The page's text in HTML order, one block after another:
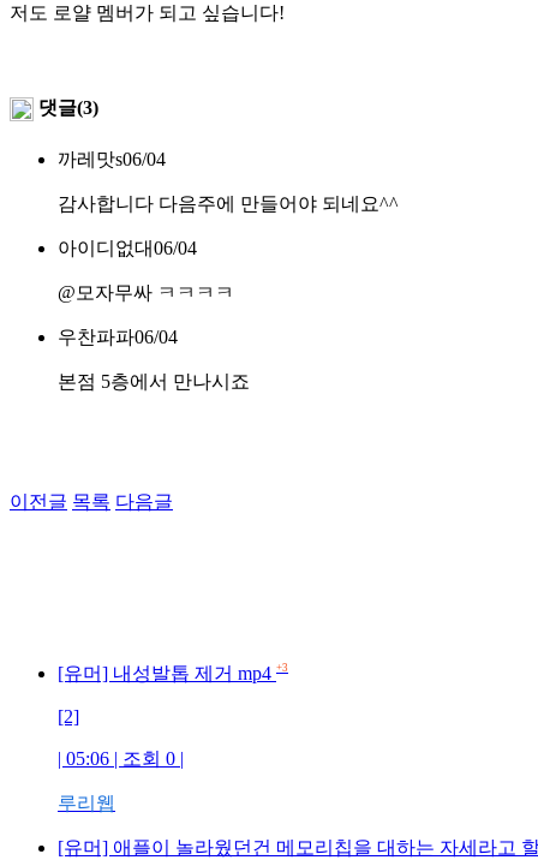
저도 로얄 멤버가 되고 싶습니다!
댓글(3)
까레맛s06/04
감사합니다 다음주에 만들어야 되네요^^
아이디없대06/04
@모자무싸 ㅋㅋㅋㅋ
우찬파파06/04
본점 5층에서 만나시죠
이전글 목록 다음글
[유머] 내성발톱 제거 mp4 +3
[2]
| 05:06 | 조회 0 |
루리웹
[유머] 애플이 놀라웠던건 메모리칩을 대하는 자세라고